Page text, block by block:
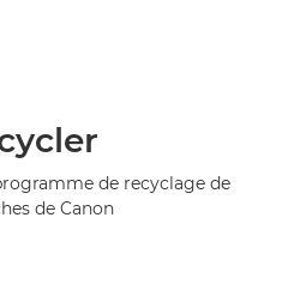
de recyclage de
de Canon